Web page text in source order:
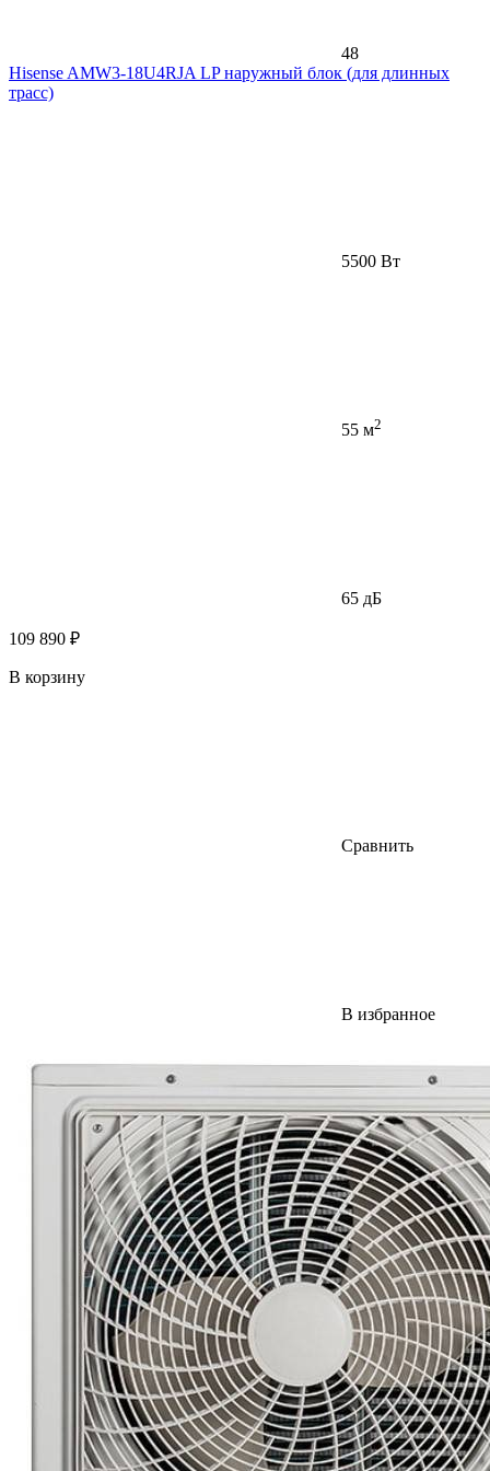
48
Hisense AMW3-18U4RJA LP наружный блок (для длинных
трасс)
5500 Вт
55 м2
65 дБ
109 890 ₽
В корзину
Сравнить
В избранное